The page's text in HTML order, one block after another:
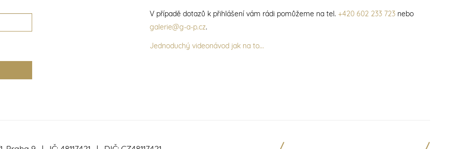
V případě dotazů k přihlášení vám rádi pomůžeme na tel. +420 602 233 723nebo
galerie@g-a-p.cz.
Jednoduchý videonávod jak na to...